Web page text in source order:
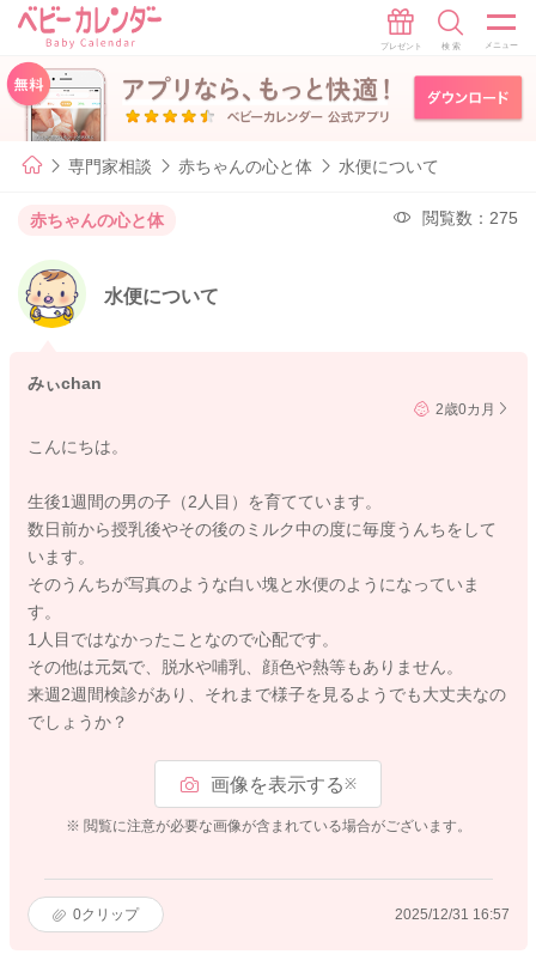
専門家相談 赤ちゃんの心と体 水便について
赤ちゃんの心と体 閲覧数：275
水便について
みぃchan
2歳0カ月
こんにちは。
生後1週間の男の子（2人目）を育てています。
数日前から授乳後やその後のミルク中の度に毎度うんちをして
います。
そのうんちが写真のような白い塊と水便のようになっていま
す。
1人目ではなかったことなので心配です。
その他は元気で、脱水や哺乳、顔色や熱等もありません。
来週2週間検診があり、それまで様子を見るようでも大丈夫なの
でしょうか？
画像を表示する※
※ 閲覧に注意が必要な画像が含まれている場合がございます。
0クリップ 2025/12/31 16:57